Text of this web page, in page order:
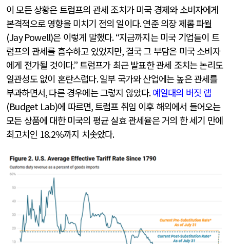
이 모든 상황은 트럼프의 관세 조치가 미국 경제와 소비자에게
본격적으로 영향을 미치기 전의 일이다.연준 의장 제롬 파월
(Jay Powell)은 이렇게 말했다. “지금까지는 미국 기업들이 트
럼프의 관세를 흡수하고 있었지만, 결국 그 부담은 미국 소비자
에게 전가될 것이다.”트럼프가 최근 발표한 관세 조치는 논리도
일관성도 없이 혼란스럽다.일부 국가와 산업에는 높은 관세를
부과하면서,다른 경우에는 그렇지 않았다.예일대의 버짓 랩
(Budget Lab)에 따르면,트럼프 취임 이후 해외에서 들어오는
모든 상품에 대한 미국의 평균 실효 관세율은 거의 한 세기 만에
최고치인 18.2%까지 치솟았다.